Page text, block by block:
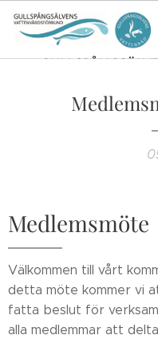
Medlemsmöte
Välkommen till vårt
detta möte kommer vi
fatta beslut för
alla medlemmar att